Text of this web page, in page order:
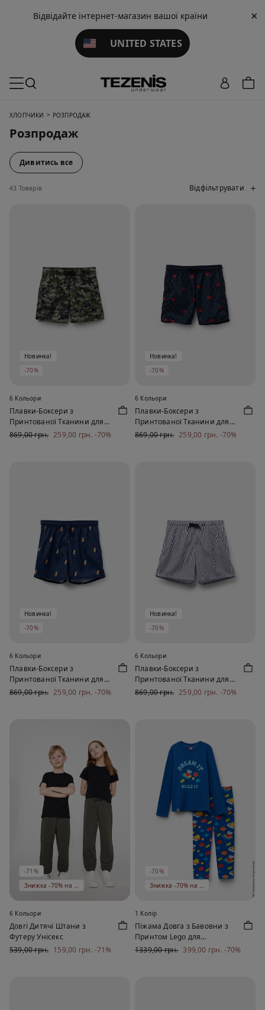
Відвідайте інтернет-магазин вашої країни
UNITED STATES
×
XЛОПЧИКИ > РОЗПРОДАЖ
Розпродаж
Дивитись все
43 Товарів Відфільтрувати
Новинка!
-70%
6 Кольори
Плавки-Боксери з
Принтованої Тканини для
Хлопчиків
869,00 грн. 259,00 грн. -70%
Новинка!
-70%
6 Кольори
Плавки-Боксери з
Принтованої Тканини для
Хлопчиків
869,00 грн. 259,00 грн. -70%
Новинка!
-70%
6 Кольори
Плавки-Боксери з
Принтованої Тканини для
Хлопчиків
869,00 грн. 259,00 грн. -70%
Новинка!
-70%
6 Кольори
Плавки-Боксери з
Принтованої Тканини для
Хлопчиків
869,00 грн. 259,00 грн. -70%
-71%
6 Кольори
Довгі Дитячі Штани з
Футеру Унісекс
539,00 грн. 159,00 грн. -71%
-70%
1 Колір
Піжама Довга з Бавовни з
Принтом Lego для
Хлопчиків
1339,00 грн. 399,00 грн. -70%